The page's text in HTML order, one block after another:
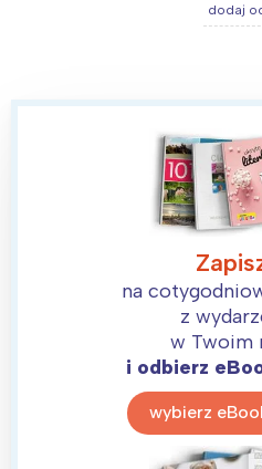
dodaj
na
z
w Twoim
i odbierz
wybierz